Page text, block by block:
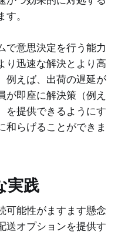
。
で意思決定を行う能力
り迅速な解決とより高
例えば、出荷の遅延が
が即座に解決策（例え
を提供できるようにす
和らげることができま
実践
可能性がますます懸念
送オプションを提供す